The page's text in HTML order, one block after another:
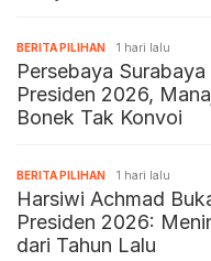
BERITA PILIHAN 1 hari lalu
Persebaya Surabaya
Presiden 2026,
Bonek Tak Konvoi
BERITA PILIHAN 1 hari lalu
Harsiwi Achmad
Presiden 2026:
dari Tahun Lalu